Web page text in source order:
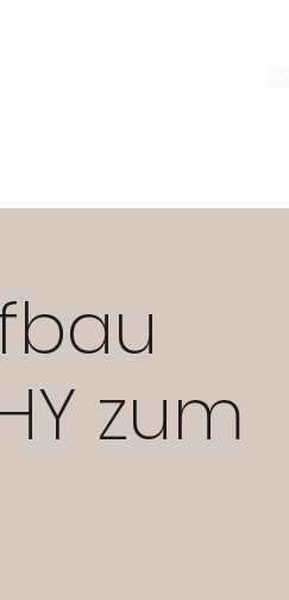
zum